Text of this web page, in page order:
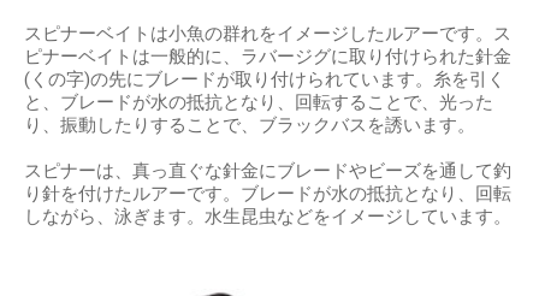
スピナーベイトは小魚の群れをイメージしたルアーです。ス
ピナーベイトは一般的に、ラバージグに取り付けられた針金
(くの字)の先にブレードが取り付けられています。糸を引く
と、ブレードが水の抵抗となり、回転することで、光った
り、振動したりすることで、ブラックバスを誘います。
スピナーは、真っ直ぐな針金にブレードやビーズを通して釣
り針を付けたルアーです。ブレードが水の抵抗となり、回転
しながら、泳ぎます。水生昆虫などをイメージしています。